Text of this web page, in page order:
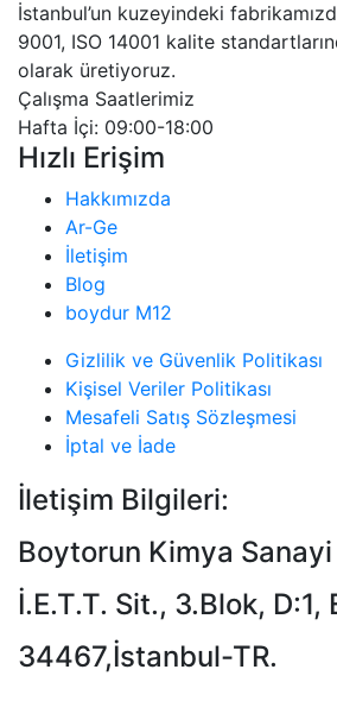
İstanbul’un kuzeyindeki
9001, ISO 14001 kalite
olarak üretiyoruz.
Çalışma Saatlerimiz
Hafta İçi: 09:00-18:00
Hızlı Erişim
Hakkımızda
Ar-Ge
İletişim
Blog
boydur M12
Gizlilik ve Güvenlik Politikası
Kişisel Veriler Politikası
Mesafeli Satış Sözleşmesi
İptal ve İade
İletişim Bilgileri:
Boytorun Kimya Sanayi
İ.E.T.T. Sit., 3.Blok, D:1,
34467,İstanbul-TR.